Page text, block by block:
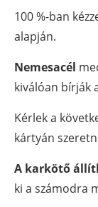
100 %-ban
alapján.
Nemesacél
kiválóan bírják
Kérlek a
kártyán
A karkötő
ki a számodra